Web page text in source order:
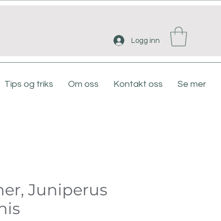
Logg inn
Tips og triks Om oss Kontakt oss Se mer
Juniperus